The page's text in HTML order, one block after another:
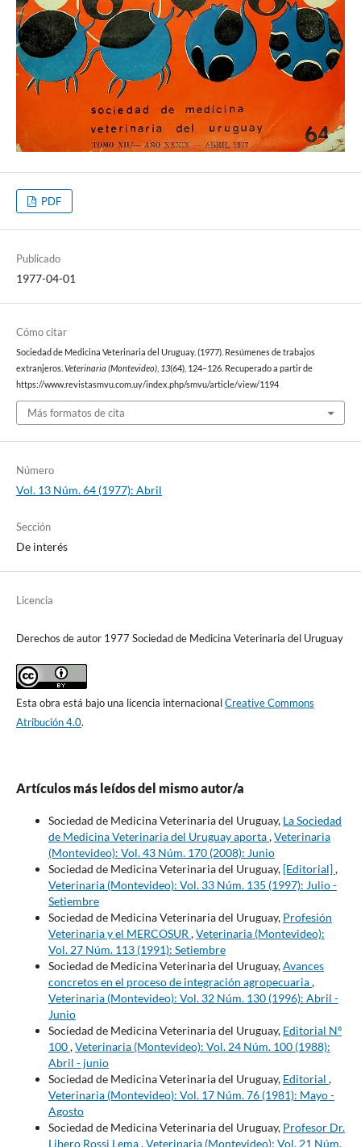
PDF
Publicado
1977-04-01
Cómo citar
Sociedad de Medicina Veterinaria del Uruguay. (1977). Resúmenes de trabajos
extranjeros. Veterinaria (Montevideo), 13(64), 124–126. Recuperado a partir de
https://www.revistasmvu.com.uy/index.php/smvu/article/view/1194
Más formatos de cita
Número
Vol. 13 Núm. 64 (1977): Abril
Sección
De interés
Licencia
Derechos de autor 1977 Sociedad de Medicina Veterinaria del Uruguay
Esta obra está bajo una licencia internacionalCreative Commons
Atribución 4.0.
Artículos más leídos del mismo autor/a
Sociedad de Medicina Veterinaria del Uruguay, La Sociedad
de Medicina Veterinaria del Uruguay aporta,Veterinaria
(Montevideo): Vol. 43 Núm. 170 (2008): Junio
Sociedad de Medicina Veterinaria del Uruguay, [Editorial],
Veterinaria (Montevideo): Vol. 33 Núm. 135 (1997): Julio -
Setiembre
Sociedad de Medicina Veterinaria del Uruguay, Profesión
Veterinaria y el MERCOSUR ,Veterinaria (Montevideo):
Vol. 27 Núm. 113 (1991): Setiembre
Sociedad de Medicina Veterinaria del Uruguay,Avances
concretos en el proceso de integración agropecuaria,
Veterinaria (Montevideo): Vol. 32 Núm. 130 (1996): Abril -
Junio
Sociedad de Medicina Veterinaria del Uruguay, Editorial Nº
100,Veterinaria (Montevideo): Vol. 24 Núm. 100 (1988):
Abril - junio
Sociedad de Medicina Veterinaria del Uruguay, Editorial ,
Veterinaria (Montevideo): Vol. 17 Núm. 76 (1981): Mayo -
Agosto
Sociedad de Medicina Veterinaria del Uruguay, Profesor Dr.
Libero Rossi Lema,Veterinaria (Montevideo): Vol. 21 Núm.